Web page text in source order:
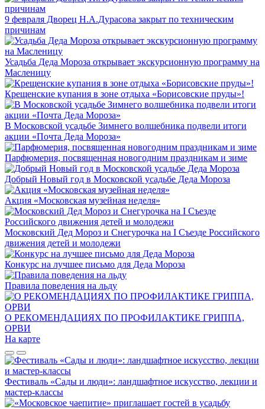
9 февраля Дворец Н.А.Дурасова закрыт по техническим
причинам
Усадьба Деда Мороза открывает экскурсионную программу на
Масленицу
Крещенские купания в зоне отдыха «Борисовские пруды»!
В Московской усадьбе Зимнего волшебника подвели итоги
акции «Почта Деда Мороза»
Парфюмерия, посвященная новогодним праздникам и зиме
Добрый Новый год в Московской усадьбе Деда Мороза
Акция «Московская музейная неделя»
Московский Дед Мороз и Снегурочка на I Съезде Российского
движения детей и молодежи
Конкурс на лучшее письмо для Деда Мороза
Правила поведения на льду
О РЕКОМЕНДАЦИЯХ ПО ПРОФИЛАКТИКЕ ГРИППА,
ОРВИ
На карте
Фестиваль «Сады и люди»: ландшафтное искусство, лекции и
мастер-классы